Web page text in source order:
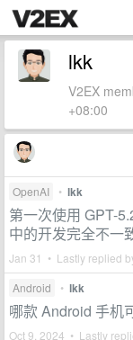
lkk
V2EX
+08:00
OpenAI • lkk
第一次使用 GPT-
中的开发完全不一
Jan 31 • Lastly replied
Android • lkk
哪款 Android 手机
Oct 9, 2024 • Lastly